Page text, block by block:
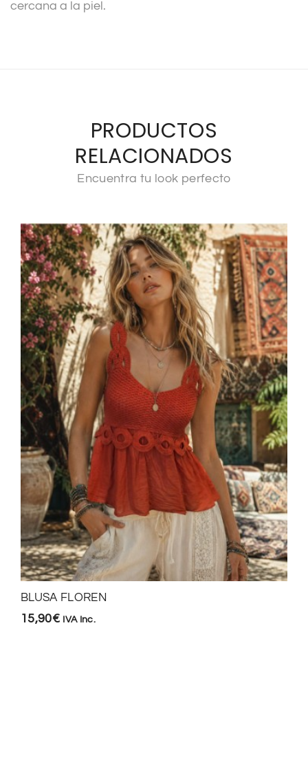
cercana a la piel.
PRODUCTOS
RELACIONADOS
Encuentra tu look perfecto
BLUSA FLOREN
15,90€ IVA Inc.